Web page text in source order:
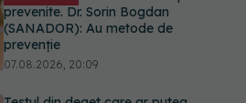
Testul din deget care ar putea
indica riscul pentru 8 boli majore
07.08.2026, 18:34